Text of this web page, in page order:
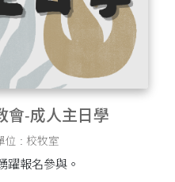
會-成人主日學
位 : 校牧室
躍報名參與。